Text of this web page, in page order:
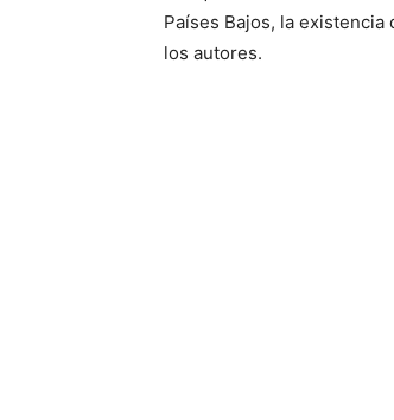
Países Bajos, la
los autores.